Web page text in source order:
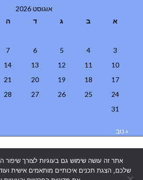
אוגוסט 2026
א
ב ג ד ה
3
4
5
6
7
10
11
12
13
14
17
18
19
20
21
24
25
26
27
28
31
« נוב
אתרים בבאר שבע|אתר זה עושה שימוש גם בעוגיות לצורך שיפור
שלכם, הצגת תכנים איכותיים מותאמים אישית